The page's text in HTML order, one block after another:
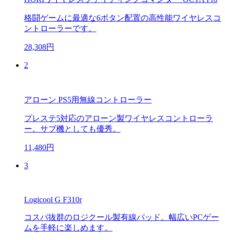
格闘ゲームに最適な6ボタン配置の高性能ワイヤレスコ
ントローラーです。
28,308円
2
アローン PS5用無線コントローラー
プレステ5対応のアローン製ワイヤレスコントローラ
ー。サブ機としても優秀。
11,480円
3
Logicool G F310r
コスパ抜群のロジクール製有線パッド。幅広いPCゲー
ムを手軽に楽しめます。